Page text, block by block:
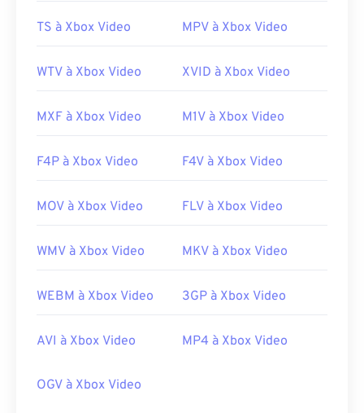
00 00 00
00 00 00
TS à Xbox Video MPV à Xbox Video
WTV à Xbox Video XVID à Xbox Video
MXF à Xbox Video M1V à Xbox Video
F4P à Xbox Video F4V à Xbox Video
MOV à Xbox Video FLV à Xbox Video
WMV à Xbox Video MKV à Xbox Video
WEBM à Xbox Video 3GP à Xbox Video
AVI à Xbox Video MP4 à Xbox Video
OGV à Xbox Video